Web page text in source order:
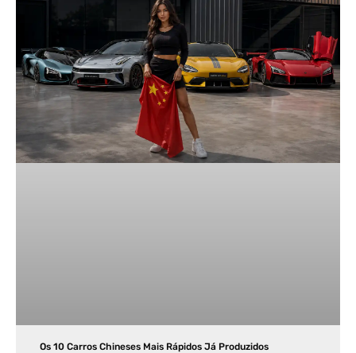
Os 10 Carros Chineses Mais Rápidos Já Produzidos